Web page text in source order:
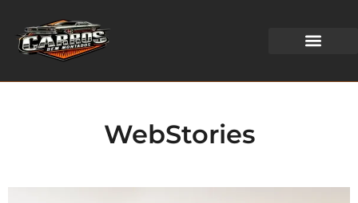
WebStories